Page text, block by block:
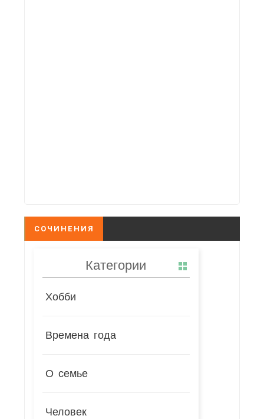
СОЧИНЕНИЯ
Категории
Хобби
Времена года
О семье
Человек